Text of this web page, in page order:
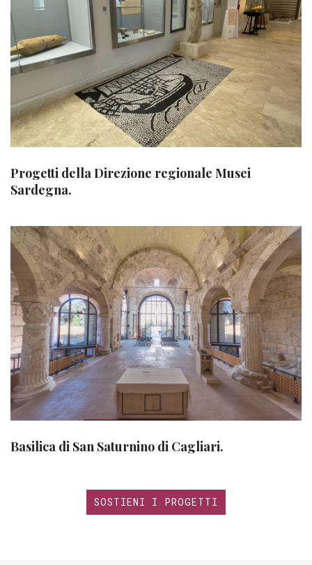
Progetti della Direzione regionale Musei
Sardegna.
Basilica di San Saturnino di Cagliari.
SOSTIENI I PROGETTI